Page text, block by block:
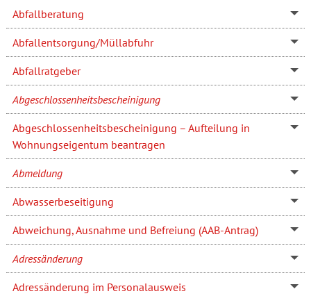
Abfallberatung
Abfallentsorgung/Müllabfuhr
Abfallratgeber
Abgeschlossenheitsbescheinigung
Abgeschlossenheitsbescheinigung – Aufteilung in
Wohnungseigentum beantragen
Abmeldung
Abwasserbeseitigung
Abweichung, Ausnahme und Befreiung (AAB-Antrag)
Adressänderung
Adressänderung im Personalausweis